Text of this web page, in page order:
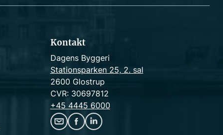
c
Kontakt
Dagens Byggeri
Stationsparken 25, 2. sal
2600 Glostrup
CVR: 30697812
+45 4445 6000